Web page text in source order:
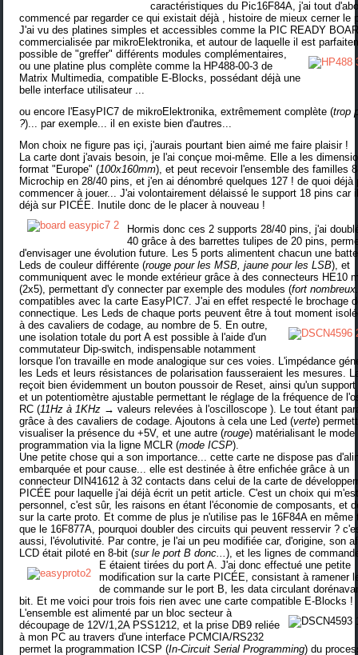
caractéristiques du Pic16F84A, j'ai tout
commencé par regarder ce qui existait déjà , histoire de mieux cerner le
J'ai vu des platines simples et accessibles comme la PIC READY
commercialisée par mikroElektronika, et autour de laquelle il est
possible de "greffer" différents modules complémentaires,
ou une platine plus complète comme la HP488-00-3 de
Matrix Multimedia, compatible E-Blocks, possédant déjà une
belle interface utilisateur ...
ou encore l'EasyPIC7 de mikroElektronika, extrêmement complète (trop
?)... par exemple... il en existe bien d'autres...
Mon choix ne figure pas içi, j'aurais pourtant bien aimé me faire plaisir !
La carte dont j'avais besoin, je l'ai conçue moi-même. Elle a les
format "Europe" (100x160mm), et peut recevoir l'ensemble des familles
Microchip en 28/40 pins, et j'en ai dénombré quelques 127 ! de quoi déjà
commencer à jouer... J'ai volontairement délaissé le support 18 pins car
déjà sur PICÉE. Inutile donc de le placer à nouveau !
Hormis donc ces 2 supports 28/40 pins, j'ai
40 grâce à des barrettes tulipes de 20 pins,
d'envisager une évolution future. Les 5 ports alimentent chacun une
Leds de couleur différente (rouge pour les MSB, jaune pour les LSB), et
communiquent avec le monde extérieur grâce à des connecteurs HE10
(2x5), permettant d'y connecter par exemple des modules (fort
compatibles avec la carte EasyPIC7. J'ai en effet respecté le brochage
connectique. Les Leds de chaque ports peuvent être à tout moment
à des cavaliers de codage, au nombre de 5. En outre,
une isolation totale du port A est possible à l'aide d'un
commutateur Dip-switch, indispensable notamment
lorsque l'on travaille en mode analogique sur ces voies. L'impédance
les Leds et leurs résistances de polarisation fausseraient les mesures.
reçoit bien évidemment un bouton poussoir de Reset, ainsi qu'un
et un potentiomètre ajustable permettant le réglage de la fréquence de
RC (11Hz à 1KHz → valeurs relevées à l'oscilloscope ). Le tout étant
grâce à des cavaliers de codage. Ajoutons à cela une Led (verte)
visualiser la présence du +5V, et une autre (rouge) matérialisant le mode
programmation via la ligne MCLR (mode ICSP).
Une petite chose qui a son importance... cette carte ne dispose pas
embarquée et pour cause... elle est destinée à être enfichée grâce à un
connecteur DIN41612 à 32 contacts dans celui de lacarte de
PICÉE pour laquelle j'ai déjà écrit un petit article. C'est un choix qui
personnel, c'est sûr, les raisons en étant l'économie de composants, et
sur la carte proto. Et comme de plus je n'utilise pas le 16F84A en même
que le 16F877A, pourquoi doubler des circuits qui peuvent resservir ?
aussi, l'évolutivité. Par contre, je l'ai un peu modifiée car, d'origine, son
LCD était piloté en 8-bit (sur le port B donc...), et les lignes de
E étaient tirées du port A. J'ai donc effectué une petite
modification sur la carte PICÉE, consistant à ramener
de commande sur le port B, les data circulant
bit. Et me voici pour trois fois rien avec une cartecompatible E-Blocks !
L'ensemble est alimenté par unbloc secteur à
découpage de 12V/1,2A PSS1212 , et la prise DB9 reliée
à mon PC au traversd'une interface PCMCIA/RS232
permet la programmation ICSP (In-Circuit Serial Programming) du